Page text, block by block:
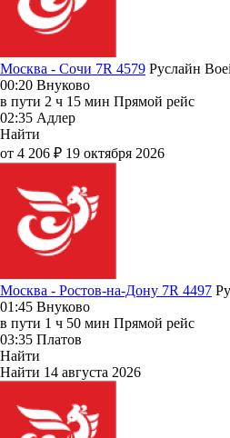
Москва - Сочи 7R 4579 Руслайн
00:20 Внуково
в пути 2 ч 15 мин Прямой рейс
02:35 Адлер
Найти
от 4 206 ₽ 19 октября 2026
Москва - Ростов-на-Дону 7R 4497
01:45 Внуково
в пути 1 ч 50 мин Прямой рейс
03:35 Платов
Найти
Найти 14 августа 2026